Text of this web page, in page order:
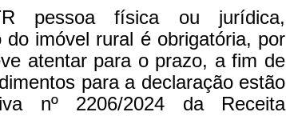
pessoa física ou jurídica,
do imóvel rural é obrigatória, por
atentar para o prazo, a fim de
para a declaração estão
nº 2206/2024 da Receita